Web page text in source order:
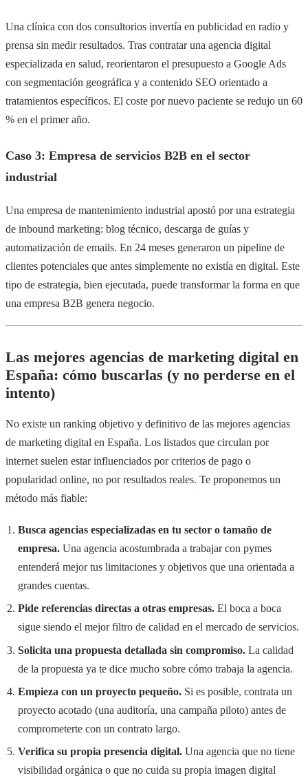
Una clínica con dos consultorios invertía en publicidad en radio y
prensa sin medir resultados. Tras contratar una agencia digital
especializada en salud, reorientaron el presupuesto a Google Ads
con segmentación geográfica y a contenido SEO orientado a
tratamientos específicos. El coste por nuevo paciente se redujo un 60
% en el primer año.
Caso 3: Empresa de servicios B2B en el sector
industrial
Una empresa de mantenimiento industrial apostó por una estrategia
de inbound marketing: blog técnico, descarga de guías y
automatización de emails. En 24 meses generaron un pipeline de
clientes potenciales que antes simplemente no existía en digital. Este
tipo de estrategia, bien ejecutada, puede transformar la forma en que
una empresa B2B genera negocio.
Las mejores agencias de marketing digital en
España: cómo buscarlas (y no perderse en el
intento)
No existe un ranking objetivo y definitivo de las mejores agencias
de marketing digital en España. Los listados que circulan por
internet suelen estar influenciados por criterios de pago o
popularidad online, no por resultados reales. Te proponemos un
método más fiable:
Busca agencias especializadas en tu sector o tamaño de
empresa. Una agencia acostumbrada a trabajar con pymes
entenderá mejor tus limitaciones y objetivos que una orientada a
grandes cuentas.
Pide referencias directas a otras empresas. El boca a boca
sigue siendo el mejor filtro de calidad en el mercado de servicios.
Solicita una propuesta detallada sin compromiso. La calidad
de la propuesta ya te dice mucho sobre cómo trabaja la agencia.
Empieza con un proyecto pequeño. Si es posible, contrata un
proyecto acotado (una auditoría, una campaña piloto) antes de
comprometerte con un contrato largo.
Verifica su propia presencia digital. Una agencia que no tiene
visibilidad orgánica o que no cuida su propia imagen digital